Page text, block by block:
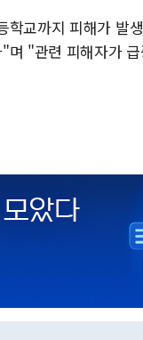
교까지 피해가 발
"관련 피해자가